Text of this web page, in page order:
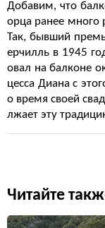
Добавим, что
орца ранее много
Так, бывший
ерчилль в 1945
овал на балконе
цесса Диана с
о время своей
лжает эту
Читайте